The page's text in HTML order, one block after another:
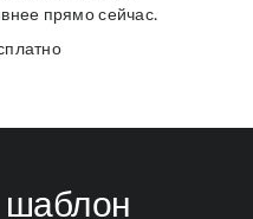
прямо сейчас.
шаблон